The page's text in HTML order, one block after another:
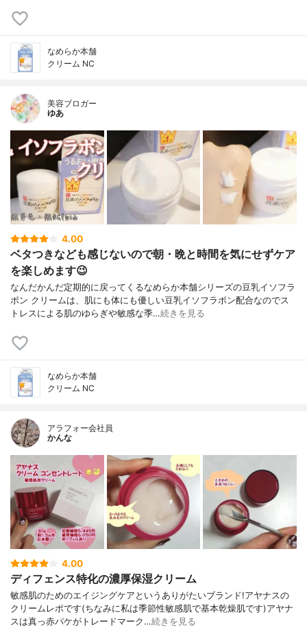
なめらか本舗
クリーム NC
美容ブロガー
ゆあ
4.00
ベタつきなども感じないので朝・晩と時間を気にせずケア
を楽しめます😉
なんだかんだ定期的に戻ってくるなめらか本舗シリーズの豆乳イソフラ
ボン クリームは、肌にも体にも優しい豆乳イソフラボン配合なのでス
トレスによる肌のゆらぎや敏感な季…続きを見る
なめらか本舗
クリーム NC
アラフォー会社員
かんな
4.00
ディフェンス特化の濃厚保湿クリーム
敏感肌のためのエイジングケアというありがたいブランド!アヤナスの
クリームレポです(ちなみに私は季節性敏感肌で基本乾燥肌です)アヤナ
スは真っ赤パケがトレードマーク…続きを見る